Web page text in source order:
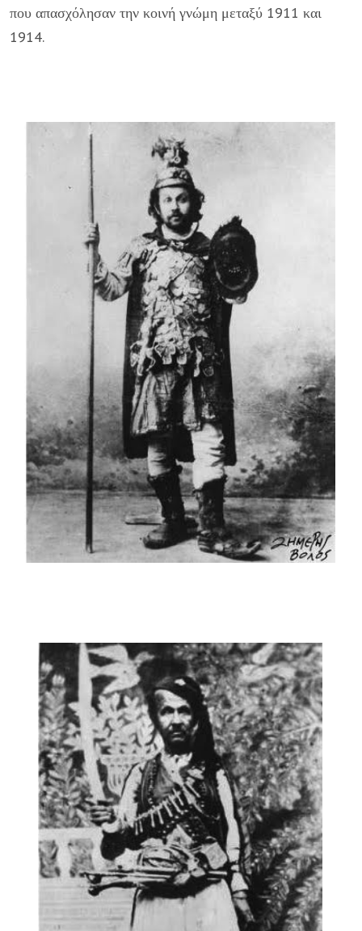
που απασχόλησαν την κοινή γνώμη μεταξύ 1911 και
1914.